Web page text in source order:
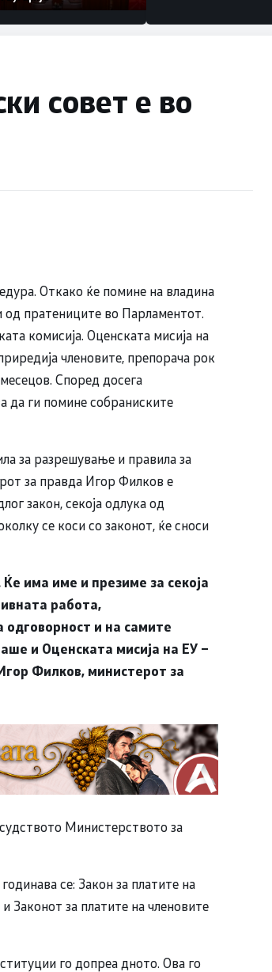
совет е во
Откако ќе помине на владина
од пратениците во Парламентот.
комисија. Оценската мисија на
членовите, препорача рок
Според досега
да ги помине собраниските
за разрешување и правила за
за правда Игор Филков е
закон, секоја одлука од
се коси со законот, ќе сноси
има име и презиме за секоја
работа,
и на самите
и Оценската мисија на ЕУ –
Филков, министерот за
Министерството за
се: Закон за платите на
Законот за платите на членовите
го допреа дното. Ова го